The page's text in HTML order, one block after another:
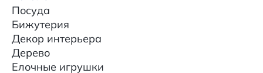
Посуда
Бижутерия
Декор интерьера
Дерево
Елочные игрушки